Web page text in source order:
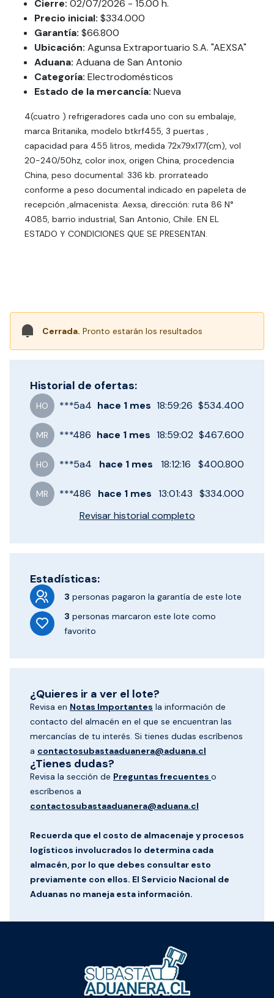
Cierre: 02/07/2026 - 15.00 h.
Precio inicial: $334.000
Garantía: $66.800
Ubicación: Agunsa Extraportuario S.A. "AEXSA"
Aduana: Aduana de San Antonio
Categoría: Electrodomésticos
Estado de la mercancía: Nueva
4(cuatro ) refrigeradores cada uno con su embalaje,
marca Britanika, modelo btkrf455, 3 puertas ,
capacidad para 455 litros, medida 72x79x177(cm), vol
20-240/50hz, color inox, origen China, procedencia
China, peso documental: 336 kb. prorrateado
conforme a peso documental indicado en papeleta de
recepción ,almacenista: Aexsa, dirección: ruta 86 N°
4085, barrio industrial, San Antonio, Chile. EN EL
ESTADO Y CONDICIONES QUE SE PRESENTAN.
Cerrada. Pronto estarán los resultados
Historial de ofertas:
HO ***5a4 hace 1 mes 18:59:26 $534.400
MR ***486 hace 1 mes 18:59:02 $467.600
HO ***5a4 hace 1 mes 18:12:16 $400.800
MR ***486 hace 1 mes 13:01:43 $334.000
Revisar historial completo
Estadísticas:
3 personas pagaron la garantía de este lote
3 personas marcaron este lote como
favorito
¿Quieres ir a ver el lote?
Revisa en Notas Importantes la información de
contacto del almacén en el que se encuentran las
mercancías de tu interés. Si tienes dudas escríbenos
a contactosubastaaduanera@aduana.cl
¿Tienes dudas?
Revisa la sección de Preguntas frecuentes o
escríbenos a
contactosubastaaduanera@aduana.cl
Recuerda que el costo de almacenaje y procesos
logísticos involucrados lo determina cada
almacén, por lo que debes consultar esto
previamente con ellos. El Servicio Nacional de
Aduanas no maneja esta información.